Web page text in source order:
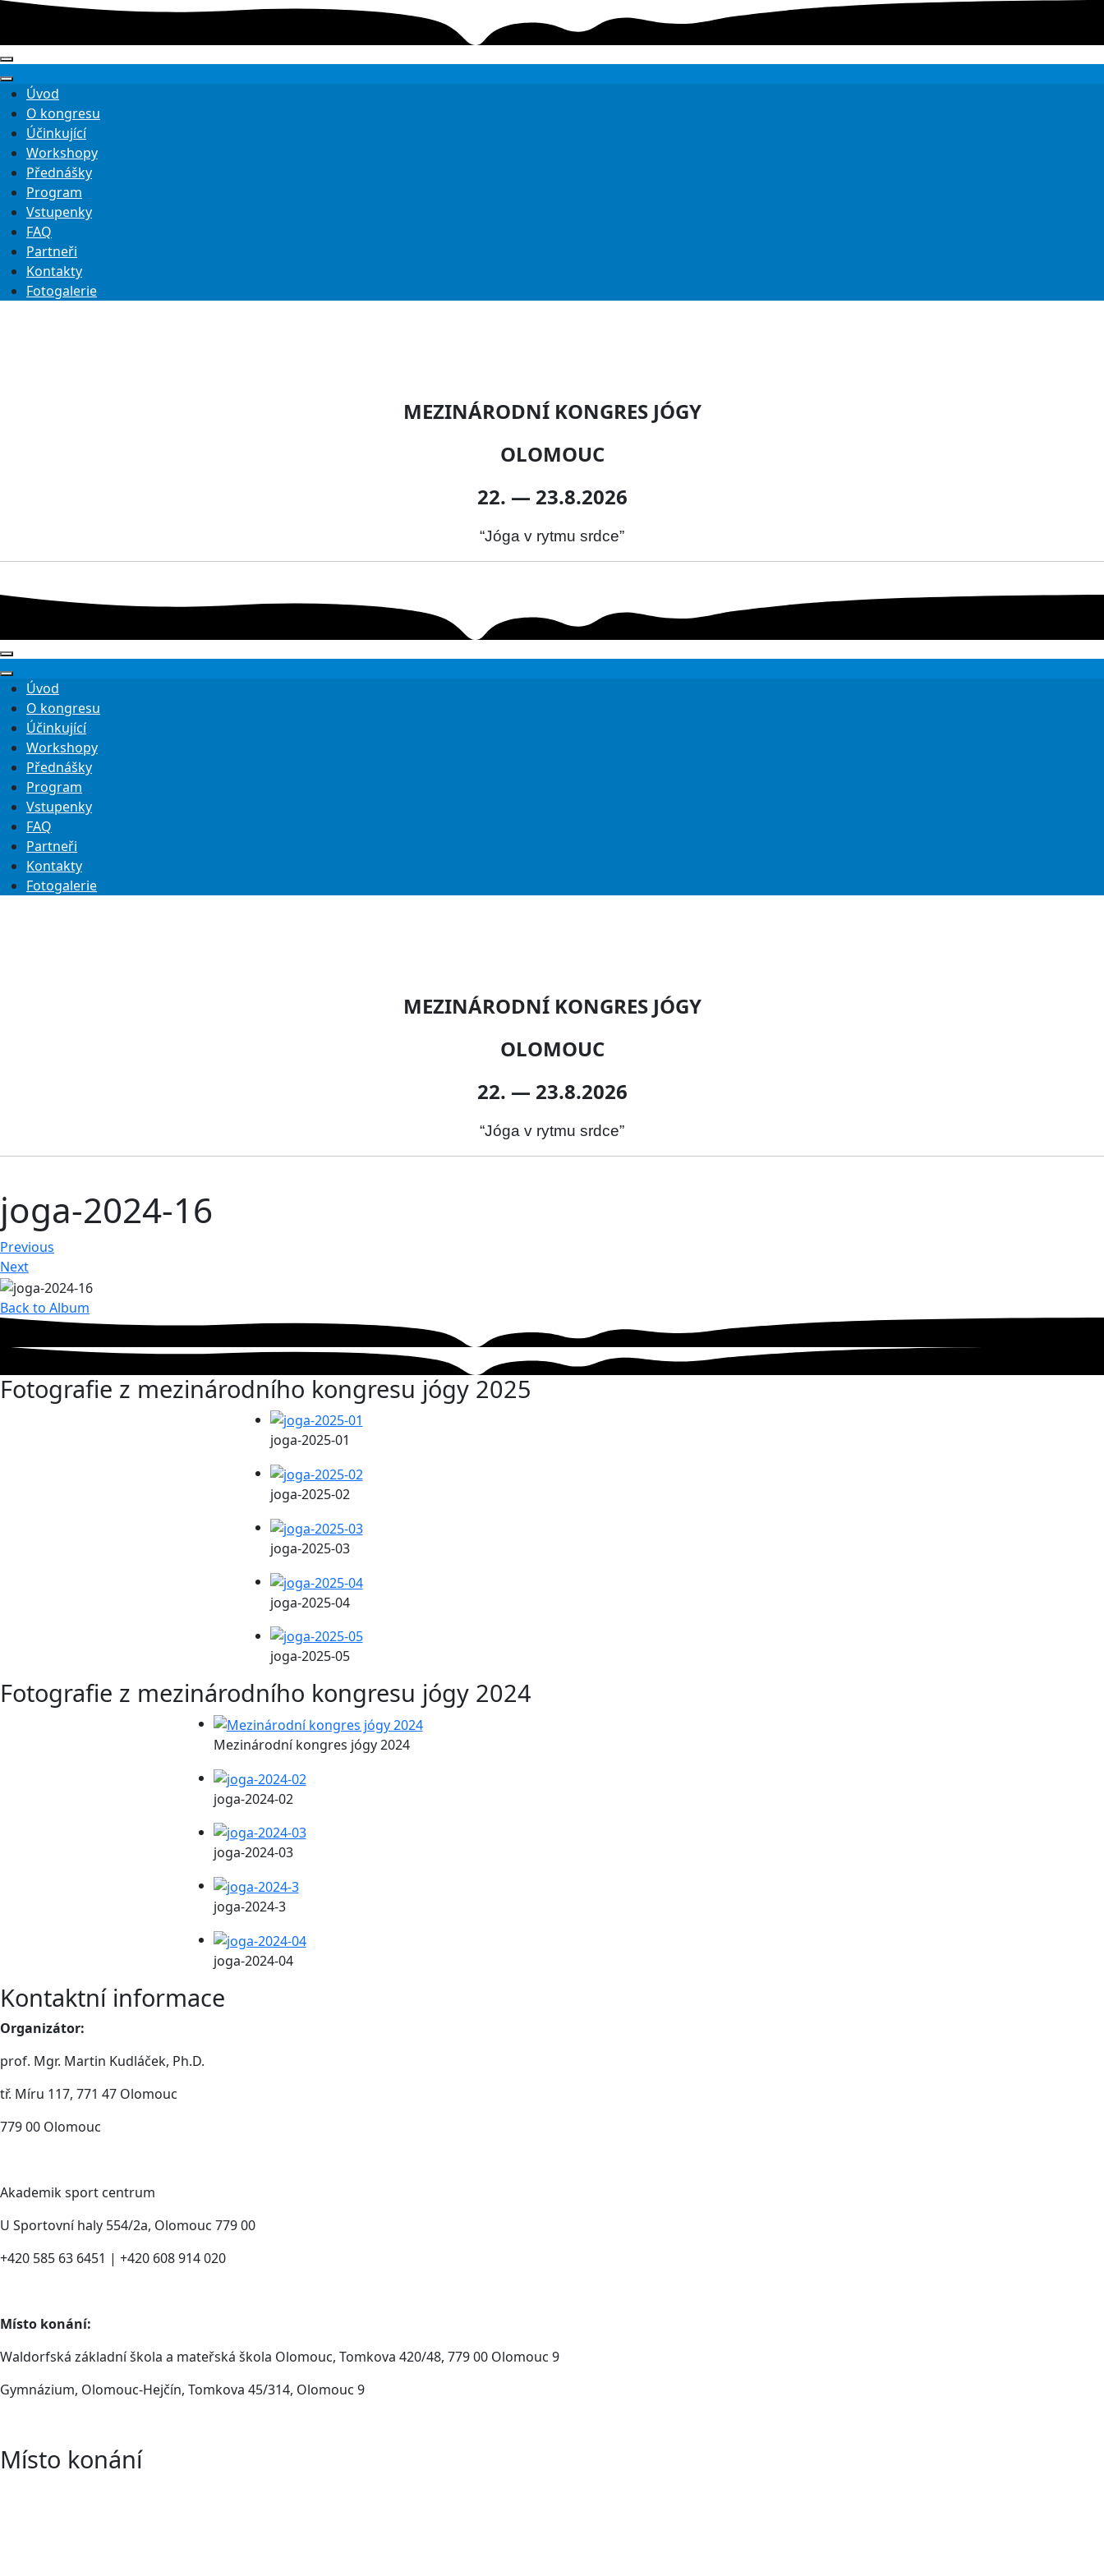
Úvod
O kongresu
Účinkující
Workshopy
Přednášky
Program
Vstupenky
FAQ
Partneři
Kontakty
Fotogalerie
MEZINÁRODNÍ KONGRES JÓGY
OLOMOUC
22. — 23.8.2026
“Jóga v rytmu srdce”
Úvod
O kongresu
Účinkující
Workshopy
Přednášky
Program
Vstupenky
FAQ
Partneři
Kontakty
Fotogalerie
MEZINÁRODNÍ KONGRES JÓGY
OLOMOUC
22. — 23.8.2026
“Jóga v rytmu srdce”
joga-2024-16
Previous
Next
Back to Album
Fotografie z mezinárodního kongresu jógy 2025
joga-2025-01
joga-2025-02
joga-2025-03
joga-2025-04
joga-2025-05
Fotografie z mezinárodního kongresu jógy 2024
Mezinárodní kongres jógy 2024
joga-2024-02
joga-2024-03
joga-2024-3
joga-2024-04
Kontaktní informace
Organizátor:
prof. Mgr. Martin Kudláček, Ph.D.
tř. Míru 117, 771 47 Olomouc
779 00 Olomouc
Akademik sport centrum
U Sportovní haly 554/2a, Olomouc 779 00
+420 585 63 6451 | +420 608 914 020
Místo konání:
Waldorfská základní škola a mateřská škola Olomouc, Tomkova 420/48, 779 00 Olomouc 9
Gymnázium, Olomouc-Hejčín, Tomkova 45/314, Olomouc 9
Místo konání